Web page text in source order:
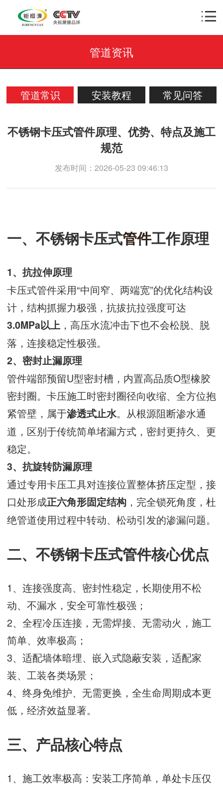
管道资讯
管道常识 安装教程 常见问答
不锈钢卡压式管件原理、优势、特点及施工
规范
发布时间：2026-05-23 09:46:13
一、不锈钢卡压式管件工作原理
1、抗拉伸原理
卡压式管件采用“中间窄、两端宽”的优化结构设
计，结构抓握力极强，抗拔抗拉强度可达
3.0MPa以上 ，高压水流冲击下也不会松脱、脱
落，连接稳定性极强。
2、密封止漏原理
管件端部预留U型密封槽，内置高品质O型橡胶
密封圈。卡压施工时密封圈径向收缩、全方位抱
紧管壁，属于渗透式止水。从根源阻断渗水通
道，区别于传统简单堵漏方式，密封更持久、更
稳定。
3、抗旋转防漏原理
通过专用卡压工具对连接位置整体挤压定型，接
口处形成正六角形固定结构 ，完全锁死角度，杜
绝管道使用过程中转动、松动引发的渗漏问题。
二、不锈钢卡压式管件核心优点
1、连接强度高、密封性稳定，长期使用不松
动、不漏水，安全可靠性极强；
2、全程冷压连接，无需焊接、无需动火，施工
简单、效率极高；
3、适配墙体暗埋、嵌入式隐蔽安装，适配家
装、工装各类场景；
4、终身免维护、无需更换，全生命周期成本更
低，经济效益显著。
三、产品核心特点
1、施工效率极高：安装工序简单，单处卡压仅